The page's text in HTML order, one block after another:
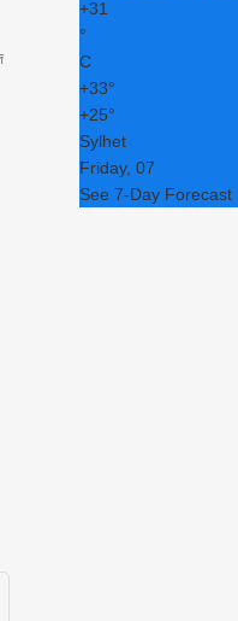
+31
°
C
+33°
+25°
Sylhet
Friday, 07
See 7-Day Forecast